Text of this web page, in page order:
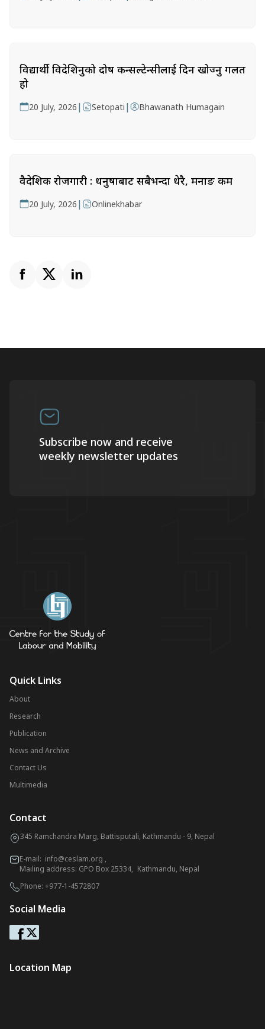
विद्यार्थी विदेशिनुको दोष कन्सल्टेन्सीलाई दिन खोज्नु गलत
हो
20 July, 2026 | Setopati | Bhawanath Humagain
वैदेशिक रोजगारी : धनुषाबाट सबैभन्दा धेरै, मनाङ कम
20 July, 2026 | Onlinekhabar
Subscribe now and receive
weekly newsletter updates
Quick Links
About
Research
Publication
News and Archive
Contact Us
Multimedia
Contact
345 Ramchandra Marg, Battisputali, Kathmandu - 9, Nepal
E-mail: info@ceslam.org ,
Mailing address: GPO Box 25334, Kathmandu, Nepal
Phone: +977-1-4572807
Social Media
Location Map